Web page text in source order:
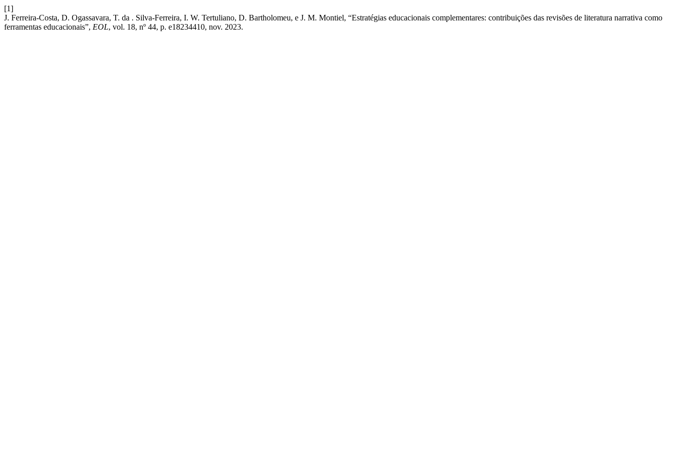
[1]
J. Ferreira-Costa, D. Ogassavara, T. da . Silva-Ferreira, I. W. Tertuliano, D. Bartholomeu, e J. M. Montiel, “Estratégias educacionais complementares: contribuições das revisões de literatura narrativa como
ferramentas educacionais”, EOL, vol. 18, nº 44, p. e18234410, nov. 2023.